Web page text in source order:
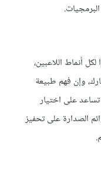
أنماط اللاعبين،
وإن فهم طبيعة
على اختيار
الصدارة على تحفيز